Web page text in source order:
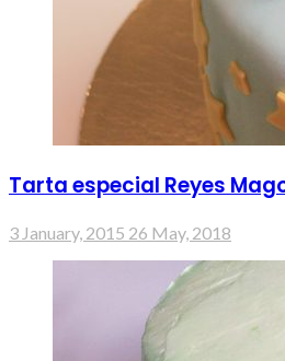
Tarta especial Reyes
3 January, 2015 26 May, 2018